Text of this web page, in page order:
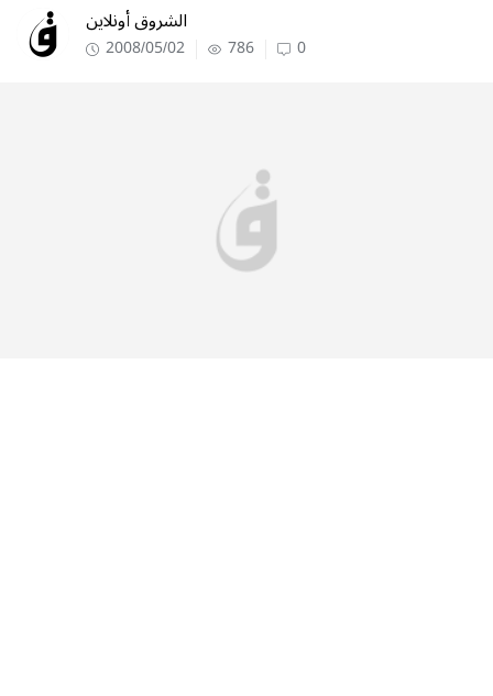
الشروق أونلاين
2008/05/02 786 0